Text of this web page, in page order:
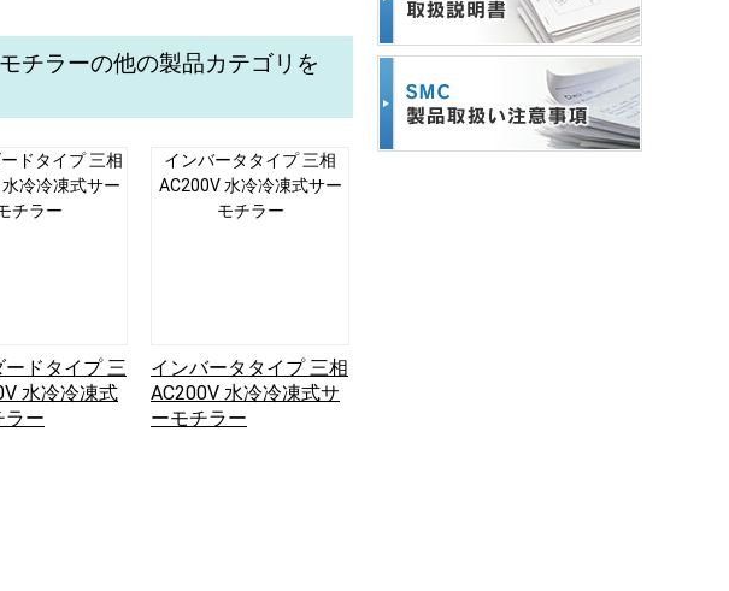
チラーの他の製品カテゴリを
ドタイプ 三相
冷冷凍式サー
チラー
ードタイプ 三
水冷冷凍式
ラー
インバータタイプ 三相
AC200V 水冷冷凍式サー
モチラー
インバータタイプ 三相
AC200V 水冷冷凍式サ
ーモチラー